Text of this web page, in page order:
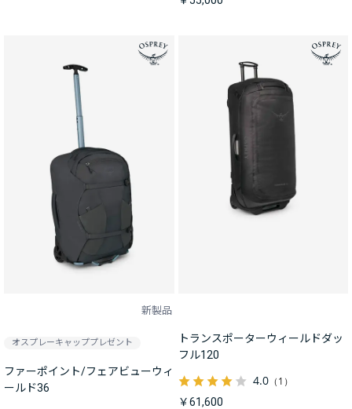
新製品
オスプレーキャッププレゼント
ファーポイント/フェアビューウィ
ールド36
トランスポーターウィールドダッ
フル120
4.0（1）
￥61,600